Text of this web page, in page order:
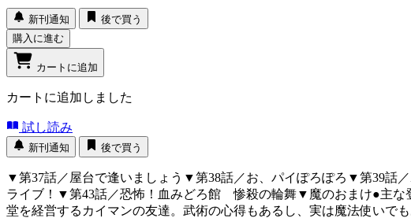
新刊通知
後で買う
購入に進む
カートに追加
カートに追加しました
試し読み
新刊通知 後で買う
▼第37話／屋台で逢いましょう▼第38話／お、パイぽろぽろ▼第39話
ライブ！▼第43話／恐怖！血みどろ館 惨殺の輪舞▼魔のおまけ●主な
堂を経営するカイマンの友達。武術の心得もあるし、実は魔法使いで